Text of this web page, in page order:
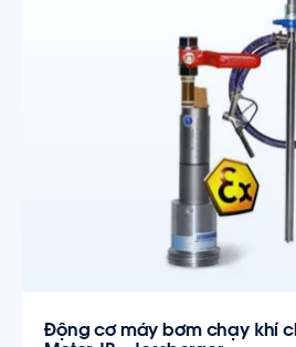
Động cơ máy bơm chạy khí